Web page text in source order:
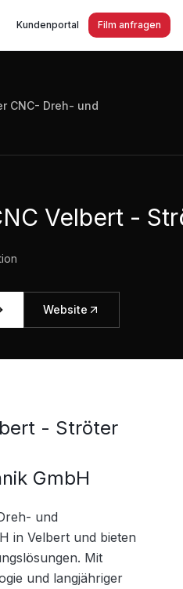
Kundenportal Film anfragen
CNC- Dreh- und
Velbert -
Website
CNC- Dreh- und
- Ströter
GmbH
und
in Velbert und bieten
Mit
und langjähriger